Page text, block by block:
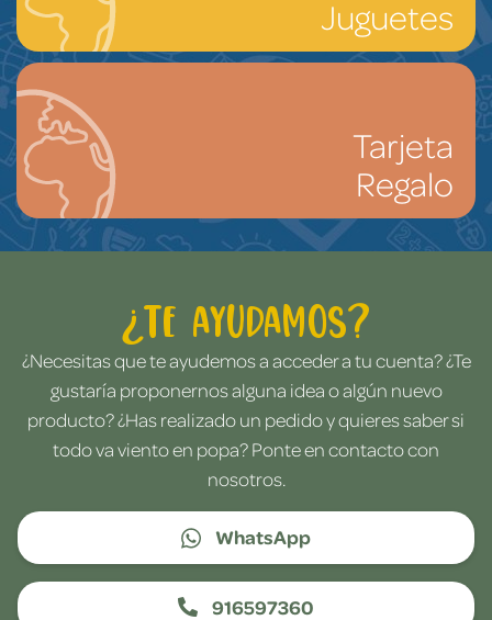
Juguetes
Tarjeta
Regalo
¿Te ayudamos?
¿Necesitas que te ayudemos a acceder a tu cuenta? ¿Te
gustaría proponernos alguna idea o algún nuevo
producto? ¿Has realizado un pedido y quieres saber si
todo va viento en popa? Ponte en contacto con
nosotros.
WhatsApp
916597360